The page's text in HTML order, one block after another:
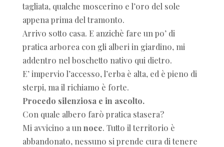
tagliata, qualche moscerino e l’oro del sole
appena prima del tramonto.
Arrivo sotto casa. E anzichè fare un po’ di
pratica arborea con gli alberi in giardino, mi
addentro nel boschetto nativo qui dietro.
E’ impervio l’accesso, l’erba è alta, ed è pieno di
sterpi, ma il richiamo è forte.
Procedo silenziosa e in ascolto.
Con quale albero farò pratica stasera?
Mi avvicino a un noce. Tutto il territorio è
abbandonato, nessuno si prende cura di tenere